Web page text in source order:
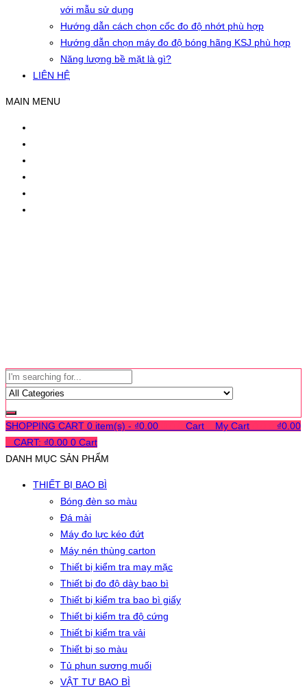
với mẫu sử dụng
Hướng dẫn cách chọn cốc đo độ nhớt phù hợp
Hướng dẫn chọn máy đo độ bóng hãng KSJ phù hợp
Năng lượng bề mặt là gì?
LIÊN HỆ
MAIN MENU
SHOPPING CART 0 item(s) - ₫0.00 Cart My Cart ₫0.00
CART: ₫0.00 0 Cart
DANH MỤC SẢN PHẨM
THIẾT BỊ BAO BÌ
Bóng đèn so màu
Đá mài
Máy đo lực kéo đứt
Máy nén thùng carton
Thiết bị kiểm tra may mặc
Thiết bị đo độ dày bao bì
Thiết bị kiểm tra bao bì giấy
Thiết bị kiểm tra độ cứng
Thiết bị kiểm tra vải
Thiết bị so màu
Tủ phun sương muối
VẬT TƯ BAO BÌ